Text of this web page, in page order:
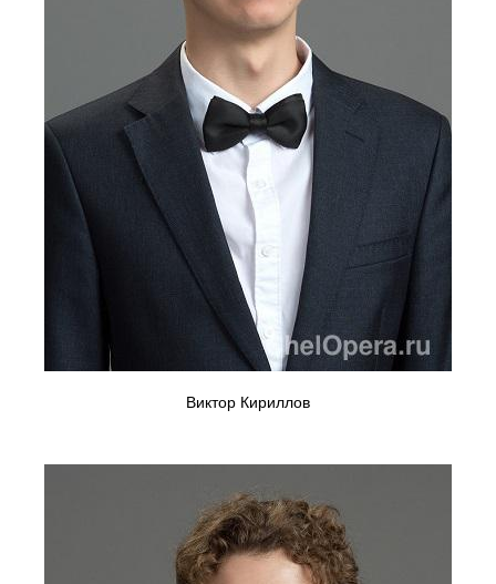
Виктор Кириллов